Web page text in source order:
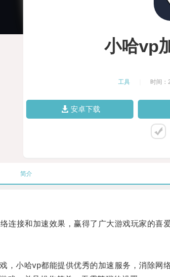
小哈vp
工具 时间：
安卓下载
简介
接和加速效果，赢得了广大游戏玩家的喜爱
小哈vp都能提供优秀的加速服务，消除网络